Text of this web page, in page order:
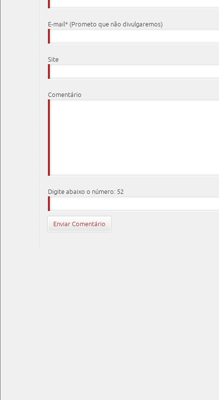
E-mail* (Prometo que não divulgaremos)
Site
Comentário
Digite abaixo o número: 52